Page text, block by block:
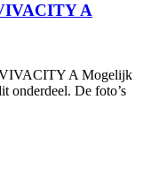
A
A Mogelijk
onderdeel. De foto’s